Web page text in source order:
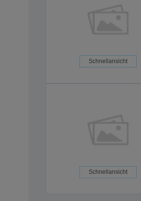
Schnellansicht
Schnellansicht